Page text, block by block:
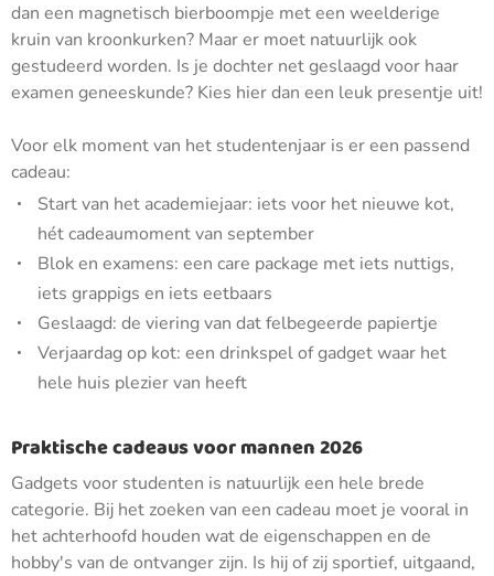
dan een magnetisch bierboompje met een weelderige
kruin van kroonkurken? Maar er moet natuurlijk ook
gestudeerd worden. Is je dochter net geslaagd voor haar
examen geneeskunde? Kies hier dan een leuk presentje uit!
Voor elk moment van het studentenjaar is er een passend
cadeau:
Start van het academiejaar: iets voor het nieuwe kot,
hét cadeaumoment van september
Blok en examens: een care package met iets nuttigs,
iets grappigs en iets eetbaars
Geslaagd: de viering van dat felbegeerde papiertje
Verjaardag op kot: een drinkspel of gadget waar het
hele huis plezier van heeft
Praktische cadeaus voor mannen 2026
Gadgets voor studenten is natuurlijk een hele brede
categorie. Bij het zoeken van een cadeau moet je vooral in
het achterhoofd houden wat de eigenschappen en de
hobby's van de ontvanger zijn. Is hij of zij sportief, uitgaand,